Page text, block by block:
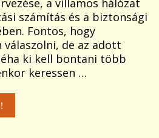
a villamos hálózat
számítás és a biztonsági
Fontos, hogy
de az adott
ki kell bontani több
keressen …